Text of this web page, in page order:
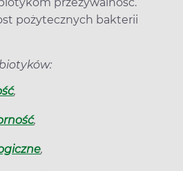
pożytecznych bakterii
,
,
,